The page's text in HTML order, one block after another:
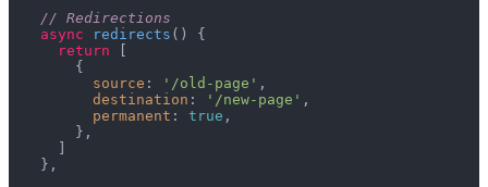
// Redirections
async
redirects ( ) {
return [
      {
source : '/old-page' ,
destination : '/new-page' ,
permanent : true ,
      },
    ]
  },